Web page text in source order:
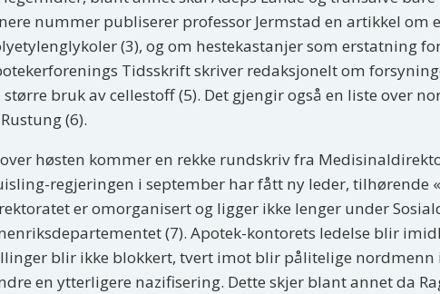
nummer publiserer professor Jermstad en artikkel om
(3), og om hestekastanjer som erstatning
Tidsskrift skriver redaksjonelt om
større bruk av cellestoff (5). Det gjengir også en liste over
(6).
høsten kommer en rekke rundskriv fra
regjeringen i september har fått ny leder, tilhørende
er omorganisert og ligger ikke lenger under
(7). Apotek-kontorets ledelse blir
blir ikke blokkert, tvert imot blir pålitelige nordmenn
en ytterligere nazifisering. Dette skjer blant annet da